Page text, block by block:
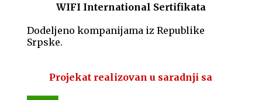
WIFI International Sertifikata
Dodeljeno kompanijama iz Republike
Srpske.
Projekat realizovan u saradnji sa